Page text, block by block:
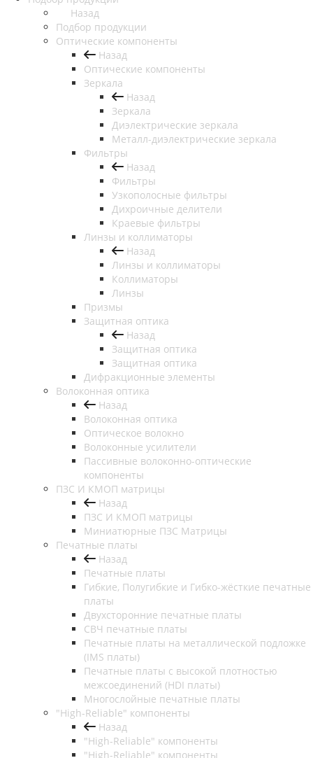
Назад
Подбор продукции
Оптические компоненты
Назад
Оптические компоненты
Зеркала
Назад
Зеркала
Диэлектрические зеркала
Металл-диэлектрические зеркала
Фильтры
Назад
Фильтры
Узкополосные фильтры
Дихроичные делители
Краевые фильтры
Линзы и коллиматоры
Назад
Линзы и коллиматоры
Коллиматоры
Линзы
Призмы
Защитная оптика
Назад
Защитная оптика
Защитная оптика
Дифракционные элементы
Волоконная оптика
Назад
Волоконная оптика
Оптическое волокно
Волоконные усилители
Пассивные волоконно-оптические
компоненты
ПЗС И КМОП матрицы
Назад
ПЗС И КМОП матрицы
Миниатюрные ПЗС Матрицы
Печатные платы
Назад
Печатные платы
Гибкие, Полугибкие и Гибко-жёсткие печатные
платы
Двухсторонние печатные платы
СВЧ печатные платы
Печатные платы на металлической подложке
(IMS платы)
Печатные платы с высокой плотностью
межсоединений (HDI платы)
Многослойные печатные платы
"High-Reliable" компоненты
Назад
"High-Reliable" компоненты
"High-Reliable" компоненты